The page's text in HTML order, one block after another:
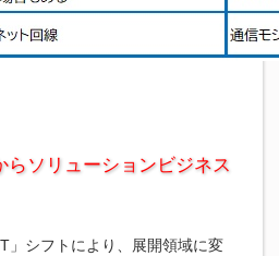
らソリューションビジネス
」シフトにより、展開領域に変